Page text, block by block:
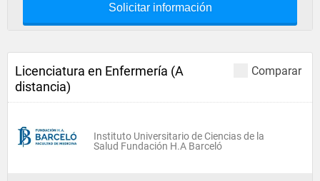
Solicitar información
Comparar
Licenciatura en Enfermería (A
distancia)
Instituto Universitario de Ciencias de la
Salud Fundación H.A Barceló